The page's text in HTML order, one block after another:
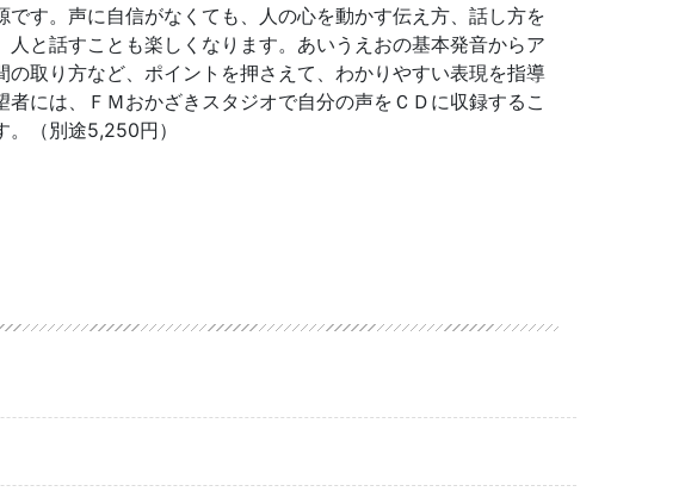
です。声に自信がなくても、人の心を動かす伝え方、話し方を
人と話すことも楽しくなります。あいうえおの基本発音からア
の取り方など、ポイントを押さえて、わかりやすい表現を指導
者には、ＦＭおかざきスタジオで自分の声をＣＤに収録するこ
。（別途5,250円）